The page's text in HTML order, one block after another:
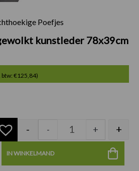
Poefjes
kunstleder 78x39cm
btw: €125,84)
- - + +
IN WINKELMAND